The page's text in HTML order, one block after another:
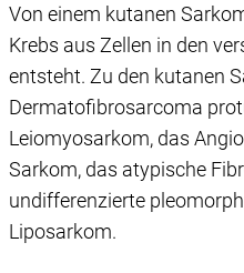
Von einem kutanen
Krebs aus Zellen in den
entsteht. Zu den kutanen
Dermatofibrosarcoma
Leiomyosarkom, das
Sarkom, das atypische
undifferenzierte
Liposarkom.